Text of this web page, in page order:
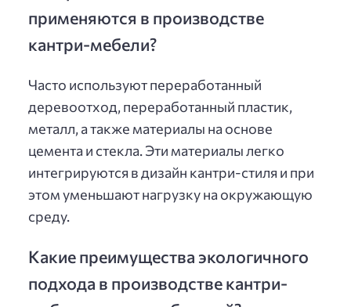
применяются в производстве
кантри-мебели?
Часто используют переработанный
деревоотход, переработанный пластик,
металл, а также материалы на основе
цемента и стекла. Эти материалы легко
интегрируются в дизайн кантри-стиля и при
этом уменьшают нагрузку на окружающую
среду.
Какие преимущества экологичного
подхода в производстве кантри-